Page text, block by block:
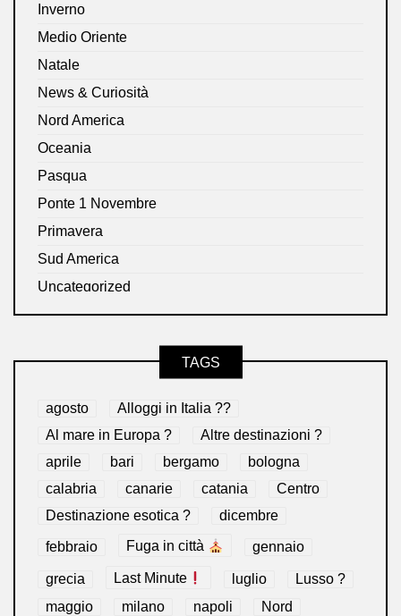
Inverno
Medio Oriente
Natale
News & Curiosità
Nord America
Oceania
Pasqua
Ponte 1 Novembre
Primavera
Sud America
Uncategorized
TAGS
agosto
Alloggi in Italia ??
Al mare in Europa ?️
Altre destinazioni ?
aprile
bari bergamo
bologna
calabria
canarie catania
Centro
Destinazione esotica ?
dicembre
febbraio Fuga in città gennaio
grecia Last Minute luglio
Lusso ?
maggio
milano napoli
Nord